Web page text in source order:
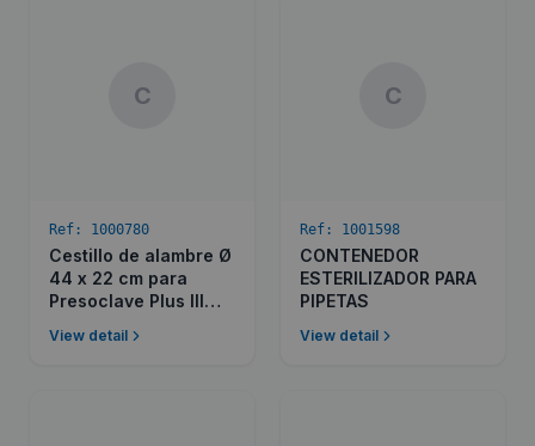
C
Ref: 1000780
Cestillo de alambre Ø
44 x 22 cm para
Presoclave Plus III
View detail
C
Ref: 1001598
CONTENEDOR
ESTERILIZADOR PARA
PIPETAS
View detail